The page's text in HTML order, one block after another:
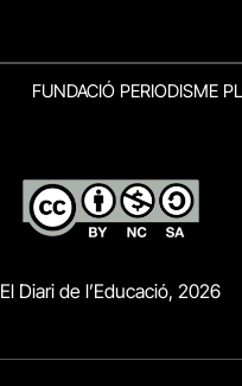
FUNDACIÓ PERIODISME
El Diari de l’Educació, 2026